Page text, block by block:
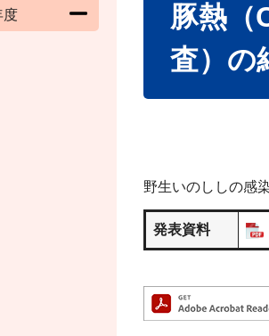
豚熱（
査）の
野生いのししの感
発表資料
度